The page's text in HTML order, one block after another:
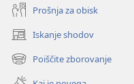
Prošnja za obisk
Iskanje shodov
(odpre
novo
okno)
Poiščite zborovanje
(odpre
novo